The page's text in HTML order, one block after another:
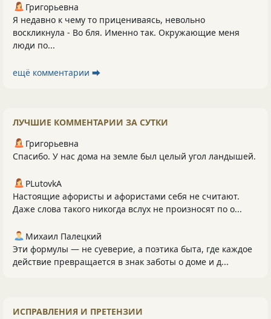
Григорьевна
Я недавно к чему то прицениваясь, невольно
воскликнула - Во бля. Именно так. Окружающие меня
люди по...
ещё комментарии ⮕
ЛУЧШИЕ КОММЕНТАРИИ ЗА СУТКИ
Григорьевна
Спасибо. У нас дома на земле был целый угол ландышей.
PLutоvkА
Настоящие афористы и афористами себя не считают.
Даже слова такого никогда вслух не произносят по о...
Михаил Палецкий
Эти формулы — не суеверие, а поэтика быта, где каждое
действие превращается в знак заботы о доме и д...
ИСПРАВЛЕНИЯ И ПРЕТЕНЗИИ